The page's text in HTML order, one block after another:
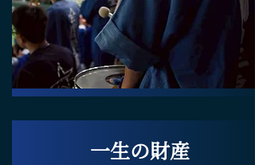
一生の財産